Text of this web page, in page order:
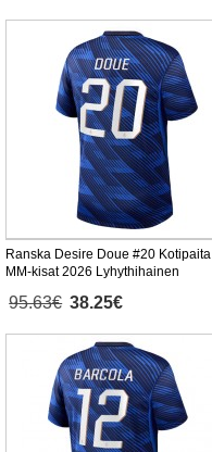
Ranska Desire Doue #20 Kotipaita
MM-kisat 2026 Lyhythihainen
95.63€ 38.25€